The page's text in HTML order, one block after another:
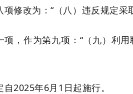
项修改为：“（八）违反规定
项，作为第九项：“（九）利
自2025年6月1日起施行。